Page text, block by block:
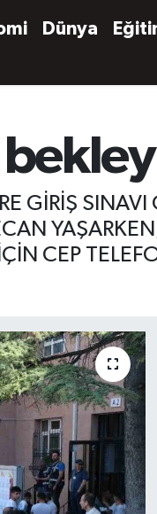
Dünya
GİRİŞ
CEP